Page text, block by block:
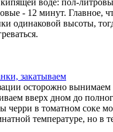
- 12 минут. Главное,
одинаковой высоты,
осторожно вынимаем
вверх дном до
черри в томатном соке
температуре, но в